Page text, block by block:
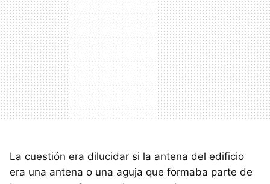
La cuestión era dilucidar si la antena del edificio
era una antena o una aguja que formaba parte de